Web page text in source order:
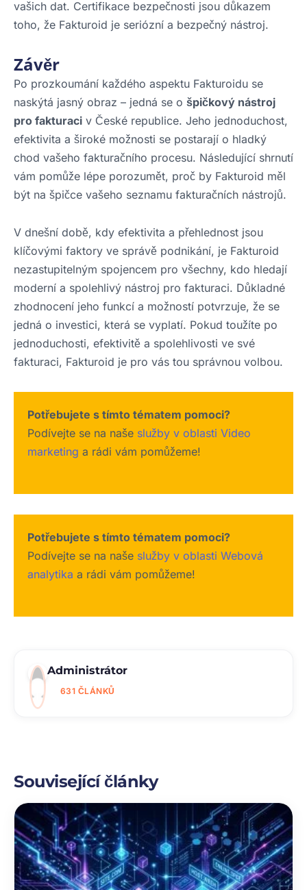
vašich dat. Certifikace bezpečnosti jsou důkazem
toho, že Fakturoid je seriózní a bezpečný nástroj.
Závěr
Po prozkoumání každého aspektu Fakturoidu se
naskýtá jasný obraz – jedná se o špičkový nástroj
pro fakturaci v České republice. Jeho jednoduchost,
efektivita a široké možnosti se postarají o hladký
chod vašeho fakturačního procesu. Následující shrnutí
vám pomůže lépe porozumět, proč by Fakturoid měl
být na špičce vašeho seznamu fakturačních nástrojů.
V dnešní době, kdy efektivita a přehlednost jsou
klíčovými faktory ve správě podnikání, je Fakturoid
nezastupitelným spojencem pro všechny, kdo hledají
moderní a spolehlivý nástroj pro fakturaci. Důkladné
zhodnocení jeho funkcí a možností potvrzuje, že se
jedná o investici, která se vyplatí. Pokud toužíte po
jednoduchosti, efektivitě a spolehlivosti ve své
fakturaci, Fakturoid je pro vás tou správnou volbou.
Potřebujete s tímto tématem pomoci?
Podívejte se na naše služby v oblasti Video
marketing a rádi vám pomůžeme!
Potřebujete s tímto tématem pomoci?
Podívejte se na naše služby v oblasti Webová
analytika a rádi vám pomůžeme!
Administrátor
631 ČLÁNKŮ
Související články